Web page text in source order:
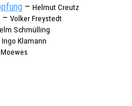
– Helmut Creutz
– Volker Frey­stedt
Schmül­l­ing
Ingo Klamann